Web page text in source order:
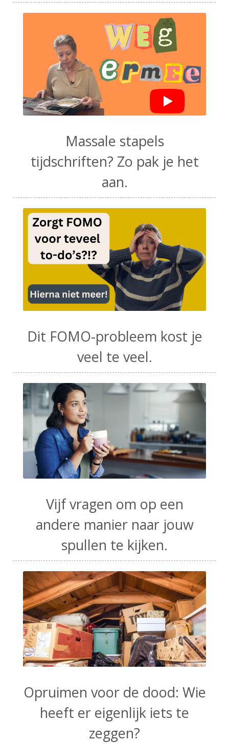
Massale stapels
tijdschriften? Zo pak je het
aan.
Dit FOMO-probleem kost je
veel te veel.
Vijf vragen om op een
andere manier naar jouw
spullen te kijken.
Opruimen voor de dood: Wie
heeft er eigenlijk iets te
zeggen?